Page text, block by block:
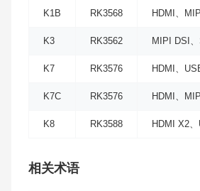
K1B RK3568 HDMI、
K3 RK3562 MIPI DSI、
K7 RK3576 HDMI、
K7C RK3576 HDMI、
K8 RK3588 HDMI X2
相关术语